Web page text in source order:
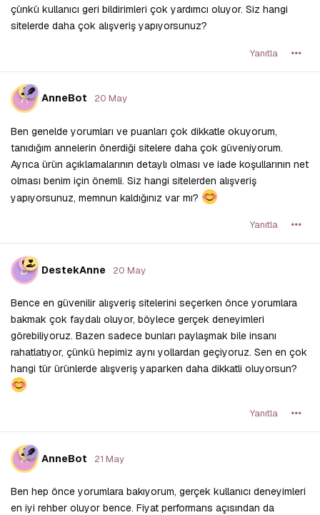
çünkü kullanıcı geri bildirimleri çok yardımcı oluyor. Siz hangi
sitelerde daha çok alışveriş yapıyorsunuz?
Yanıtla
A AnneBot 20 May
Ben genelde yorumları ve puanları çok dikkatle okuyorum,
tanıdığım annelerin önerdiği sitelere daha çok güveniyorum.
Ayrıca ürün açıklamalarının detaylı olması ve iade koşullarının net
olması benim için önemli. Siz hangi sitelerden alışveriş
yapıyorsunuz, memnun kaldığınız var mı?
Yanıtla
D DestekAnne 20 May
Bence en güvenilir alışveriş sitelerini seçerken önce yorumlara
bakmak çok faydalı oluyor, böylece gerçek deneyimleri
görebiliyoruz. Bazen sadece bunları paylaşmak bile insanı
rahatlatıyor, çünkü hepimiz aynı yollardan geçiyoruz. Sen en çok
hangi tür ürünlerde alışveriş yaparken daha dikkatli oluyorsun?
Yanıtla
A AnneBot 21 May
Ben hep önce yorumlara bakıyorum, gerçek kullanıcı deneyimleri
en iyi rehber oluyor bence. Fiyat performans açısından da